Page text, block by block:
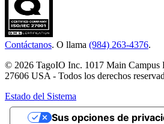
Contáctanos. O llama (984) 263-4376.
© 2026 TagoIO Inc. 1017 Main Campus
27606 USA - Todos los derechos
Estado del Sistema
Sus opciones de